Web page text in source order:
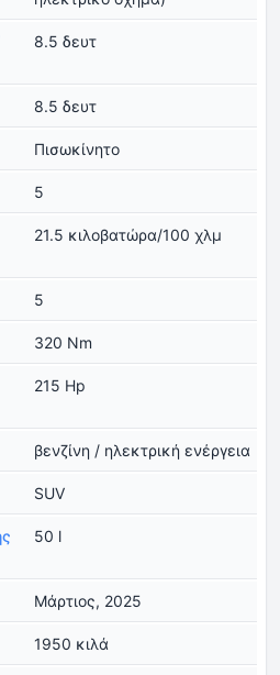
8.5 δευτ
8.5 δευτ
Πισωκίνητο
5
21.5 κιλοβατώρα/100 χλμ
5
320 Nm
215 Hp
βενζίνη / ηλεκτρική ενέργεια
SUV
50 l
Μάρτιος, 2025
1950 κιλά